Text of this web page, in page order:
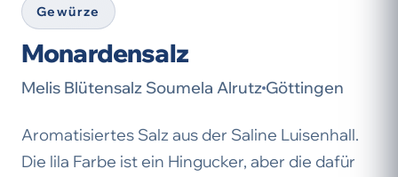
Gewürze
Monardensalz
Melis Blütensalz Soumela Alrutz Göttingen
Aromatisiertes Salz aus der Saline Luisenhall.
Die lila Farbe ist ein Hingucker, aber die dafür